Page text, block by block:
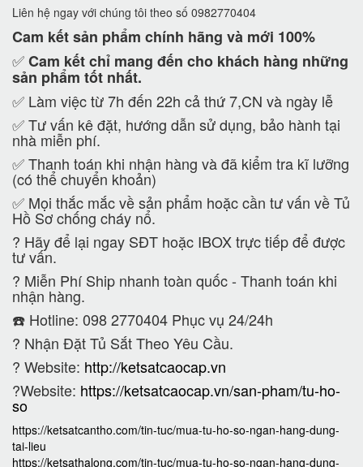
Liên hệ ngay với chúng tôi theo số 0982770404
Cam kếtsản phẩm chính hãng và mới 100%
✅Cam kếtchỉ mang đến cho khách hàng những
sản phẩm tốt nhất.
✅ Làm việc từ 7h đến 22h cả thứ 7,CN và ngày lễ
✅ Tư vấn kê đặt, hướng dẫn sử dụng, bảo hành tại
nhà miễn phí.
✅ Thanh toán khi nhận hàng và đã kiểm tra kĩ lưỡng
(có thể chuyển khoản)
✅ Mọi thắc mắc về sản phẩm hoặc cần tư vấn về Tủ
Hồ Sơ chống cháy nổ.
? Hãy để lại ngay SĐT hoặc IBOX trực tiếp để được
tư vấn.
? Miễn Phí Ship nhanh toàn quốc - Thanh toán khi
nhận hàng.
☎️ Hotline: 098 2770404 Phục vụ 24/24h
? Nhận Đặt Tủ Sắt Theo Yêu Cầu.
? Website: http://ketsatcaocap.vn
?Website: https://ketsatcaocap.vn/san-pham/tu-ho-
so
https://ketsatcantho.com/tin-tuc/mua-tu-ho-so-ngan-hang-dung-
tai-lieu
https://ketsathalong.com/tin-tuc/mua-tu-ho-so-ngan-hang-dung-